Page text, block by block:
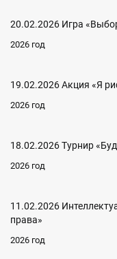
20.02.2026 Игра
2026 год
19.02.2026 Акция «Я
2026 год
18.02.2026 Турнир
2026 год
11.02.2026
права»
2026 год